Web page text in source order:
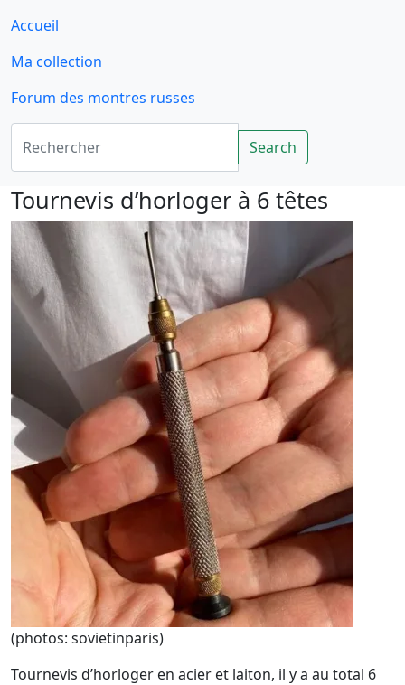
Accueil
Ma collection
Forum des montres russes
Rechercher
Search
Tournevis d’horloger à 6 têtes
(photos: sovietinparis)
Tournevis d’horloger en acier et laiton, il y a au total 6